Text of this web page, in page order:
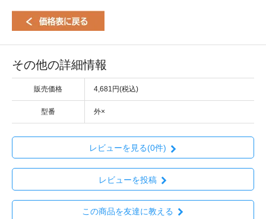
その他の詳細情報
販売価格 4,681円(税込)
型番 外×
レビューを見る(0件)
レビューを投稿
この商品を友達に教える